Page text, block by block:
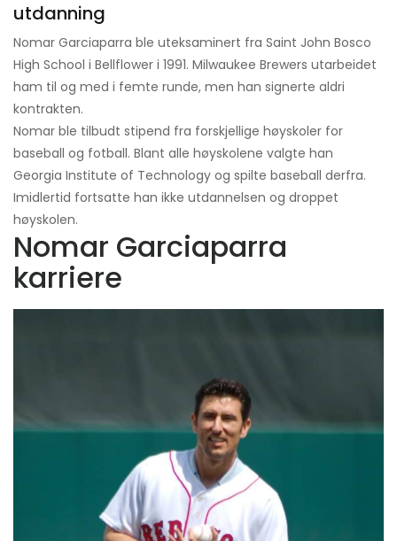
utdanning
Nomar Garciaparra ble uteksaminert fra Saint John Bosco
High School i Bellflower i 1991. Milwaukee Brewers utarbeidet
ham til og med i femte runde, men han signerte aldri
kontrakten.
Nomar ble tilbudt stipend fra forskjellige høyskoler for
baseball og fotball. Blant alle høyskolene valgte han
Georgia Institute of Technology og spilte baseball derfra.
Imidlertid fortsatte han ikke utdannelsen og droppet
høyskolen.
Nomar Garciaparra
karriere